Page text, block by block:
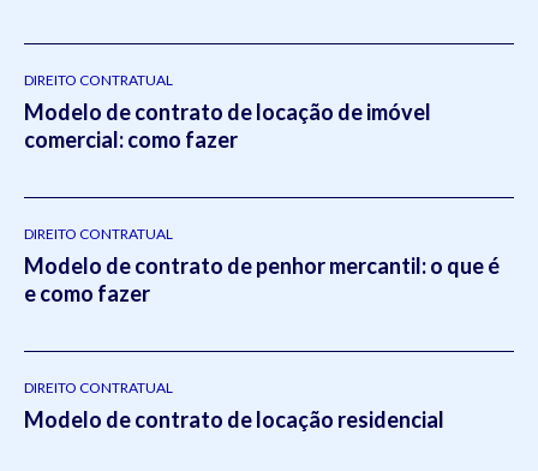
DIREITO CONTRATUAL
Modelo de contrato de locação de imóvel
comercial: como fazer
DIREITO CONTRATUAL
Modelo de contrato de penhor mercantil: o que é
e como fazer
DIREITO CONTRATUAL
Modelo de contrato de locação residencial